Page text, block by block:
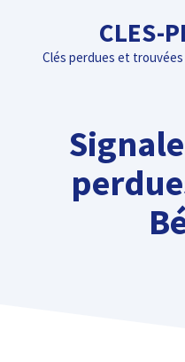
contenu
CLES-
Clés perdues et trouvées